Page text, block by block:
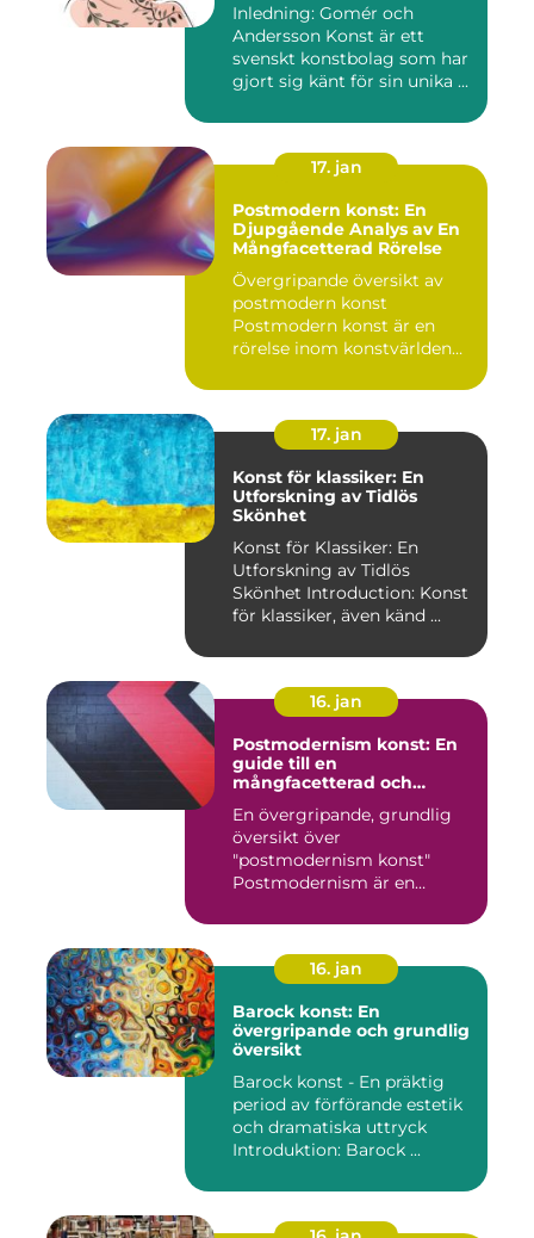
Inledning: Gomér och
Andersson Konst är ett
svenskt konstbolag som har
gjort sig känt för sin unika ...
17. jan
Postmodern konst: En
Djupgående Analys av En
Mångfacetterad Rörelse
Övergripande översikt av
postmodern konst
Postmodern konst är en
rörelse inom konstvärlden
17. jan
Konst för klassiker: En
Utforskning av Tidlös
Skönhet
Konst för Klassiker: En
Utforskning av Tidlös
Skönhet Introduction: Konst
för klassiker, även känd ...
16. jan
Postmodernism konst: En
guide till en
mångfacetterad och
En övergripande, grundlig
översikt över
"postmodernism konst"
Postmodernism är en
16. jan
Barock konst: En
övergripande och grundlig
översikt
Barock konst - En präktig
period av förförande estetik
och dramatiska uttryck
Introduktion: Barock ...